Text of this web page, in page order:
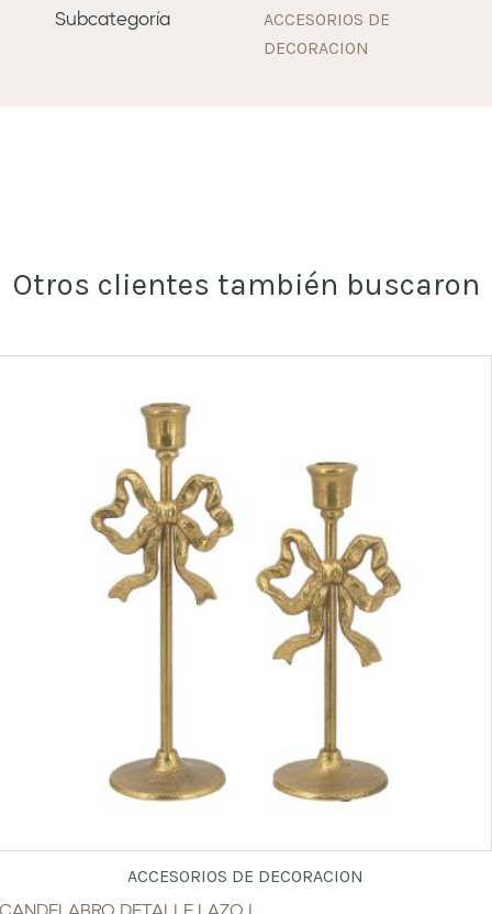
Subcategoría
ACCESORIOS DE
DECORACION
Otros clientes también buscaron
ACCESORIOS DE DECORACION